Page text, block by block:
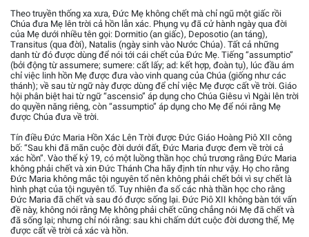
Theo truyền thống xa xưa, Đức Mẹ không chết mà chỉ ngũ một giấc rồi
Chúa đưa Mẹ lên trời cả hồn lẫn xác. Phụng vụ đã cử hành ngày qua đời
của Mẹ dưới nhiều tên gọi: Dormitio (an giấc), Deposotio (an táng),
Transitus (qua đời), Natalis (ngày sinh vào Nước Chúa). Tất cả những
danh từ đó được dùng để nói tới cái chết của Đức Mẹ. Tiếng “assumptio”
(bởi động từ assumere; sumere: cất lấy; ad: kết hợp, đoàn tụ), lúc đầu ám
chỉ việc linh hồn Mẹ được đưa vào vinh quang của Chúa (giống như các
thánh); về sau từ ngữ này được dùng để chỉ việc Mẹ được cất về trời. Giáo
hội phân biệt hai từ ngữ “ascensio” áp dụng cho Chúa Giêsu vì Ngài lên trời
do quyền năng riêng, còn “assumptio” áp dụng cho Mẹ để nói rằng Mẹ
được Chúa đưa về trời.
Tín điều Đức Maria Hồn Xác Lên Trời được Đức Giáo Hoàng Piô XII công
bố: “Sau khi đã mãn cuộc đời dưới đất, Đức Maria được đem về trời cả
xác hồn”. Vào thế kỷ 19, có một luồng thần học chủ trương rằng Đức Maria
không phải chết và xin Đức Thánh Cha hãy định tín như vậy. Họ cho rằng
Đức Maria không mắc tội nguyên tổ nên không phải chết bởi vì sự chết là
hình phạt của tội nguyên tổ. Tuy nhiên đa số các nhà thần học cho rằng
Đức Maria đã chết và sau đó được sống lại. Đức Piô XII không bàn tới vấn
đề này, không nói rằng Mẹ không phải chết cũng chẳng nói Mẹ đã chết và
đã sống lại; nhưng chỉ nói rằng: sau khi chấm dứt cuộc đời dương thế, Mẹ
được cất về trời cả xác và hồn.